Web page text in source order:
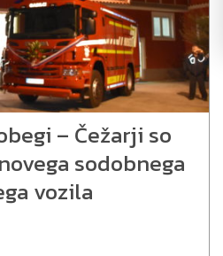
– Čežarji so
sodobnega
vozila